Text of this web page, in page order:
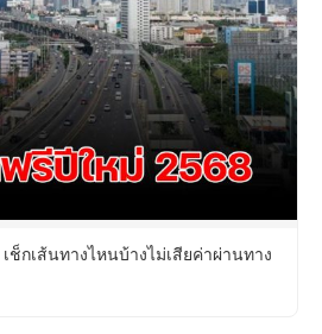
กเส้นทางไหนบ้างไม่เสียค่าผ่านทาง